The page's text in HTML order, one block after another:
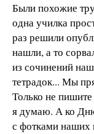
Были похожие
одна училка
раз решили
нашли, а то
из сочинений
тетрадок... Мы
Только не
я думаю. А ко
с фотками наших